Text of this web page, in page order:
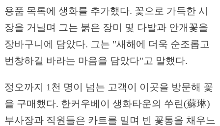
용품 목록에 생화를 추가했다. 꽃으로 가득한 시
장을 거닐며 그는 붉은 장미 몇 다발과 안개꽃을
장바구니에 담았다. 그는 "새해에 더욱 순조롭고
번창하길 바라는 마음을 담았다"고 말했다.
정오까지 1천 명이 넘는 고객이 이곳을 방문해 꽃
을 구매했다. 한커우베이 생화타운의 쑤린(蘇琳)
부사장과 직원들은 카트를 밀며 빈 꽃통을 채우느